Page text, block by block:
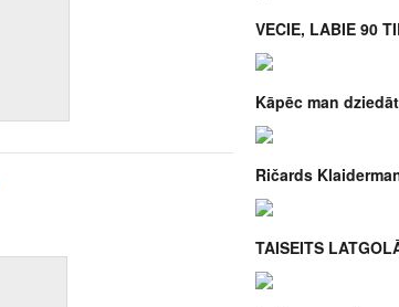
VECIE, LABIE 90
Kāpēc man
Ričards
TAISEITS